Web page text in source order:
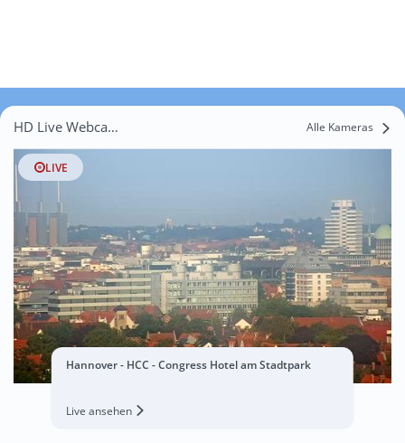
HD Live Webcams Groß Buchholz Alle Kameras
LIVE
Hannover - HCC - Congress Hotel am Stadtpark
Live ansehen